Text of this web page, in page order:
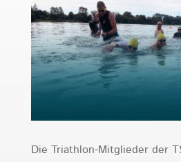
Die Triathlon-Mitglieder der